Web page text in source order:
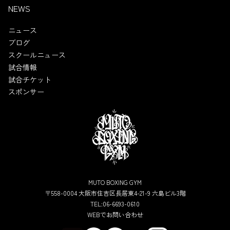
NEWS
ニュース
ブログ
スクールニュース
試合情報
試合チケット
スポンサー
MUTO BOXING GYM
〒558-0004 大阪市住吉区長居東4-21-9 六島ビル3階
TEL:06-6693-0610
WEBでお問い合わせ